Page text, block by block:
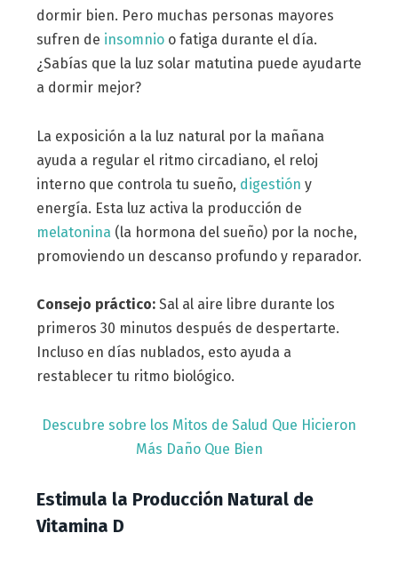
dormir bien. Pero muchas personas mayores
sufren de insomnioo fatiga durante el día.
¿Sabías que la luz solar matutina puede ayudarte
a dormir mejor?
La exposición a la luz natural por la mañana
ayuda a regular el ritmo circadiano, el reloj
interno que controla tu sueño, digestión y
energía. Esta luz activa la producción de
melatonina (la hormona del sueño) por la noche,
promoviendo un descanso profundo y reparador.
Consejo práctico:Sal al aire libre durante los
primeros 30 minutos después de despertarte.
Incluso en días nublados, esto ayuda a
restablecer tu ritmo biológico.
Descubre sobre los Mitos de Salud Que Hicieron
Más Daño Que Bien
Estimula la Producción Natural de
Vitamina D